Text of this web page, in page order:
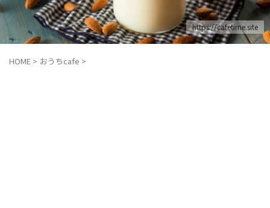
https://cafetime.site
HOME > おうちcafe >